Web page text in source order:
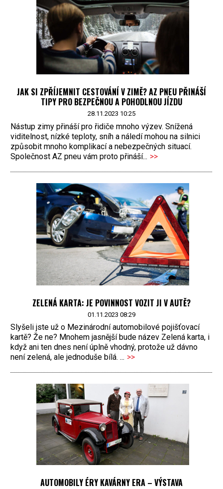
JAK SI ZPŘÍJEMNIT CESTOVÁNÍ V ZIMĚ? AZ PNEU PŘINÁŠÍ
TIPY PRO BEZPEČNOU A POHODLNOU JÍZDU
28.11.2023 10:25
Nástup zimy přináší pro řidiče mnoho výzev. Snížená
viditelnost, nízké teploty, sníh a náledí mohou na silnici
způsobit mnoho komplikací a nebezpečných situací.
Společnost AZ pneu vám proto přináší... >>
ZELENÁ KARTA: JE POVINNOST VOZIT JI V AUTĚ?
01.11.2023 08:29
Slyšeli jste už o Mezinárodní automobilové pojišťovací
kartě? Že ne? Mnohem jasnější bude název Zelená karta, i
když ani ten dnes není úplně vhodný, protože už dávno
není zelená, ale jednoduše bílá. ... >>
AUTOMOBILY ÉRY KAVÁRNY ERA – VÝSTAVA